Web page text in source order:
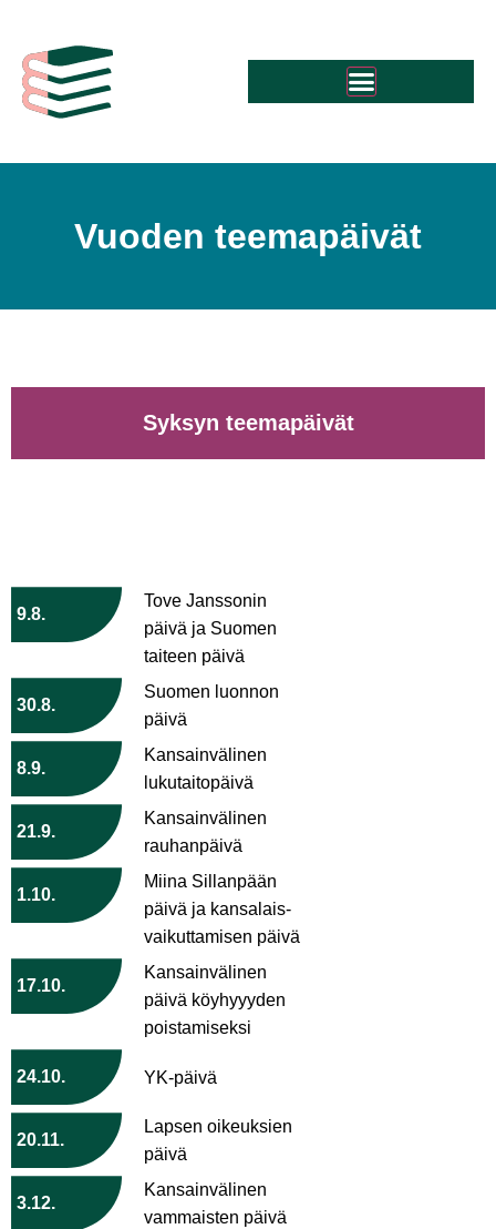
Vuoden teemapäivät
Syksyn teemapäivät
9.8.
Tove Janssonin
päivä ja Suomen
taiteen päivä
30.8.
Suomen luonnon
päivä
8.9.
Kansainvälinen
lukutaitopäivä
21.9.
Kansainvälinen
rauhanpäivä
1.10.
Miina Sillanpään
päivä ja kansalais­
vaikuttamisen päivä
17.10.
Kansainvälinen
päivä köyhyyyden
poistamiseksi
24.10. YK-päivä
20.11.
Lapsen oikeuksien
päivä
3.12.
Kansainvälinen
vammaisten päivä